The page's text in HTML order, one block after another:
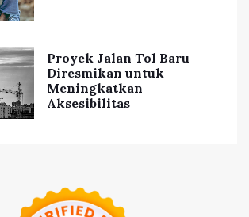
Proyek Jalan Tol Baru
Diresmikan untuk
Meningkatkan
Aksesibilitas